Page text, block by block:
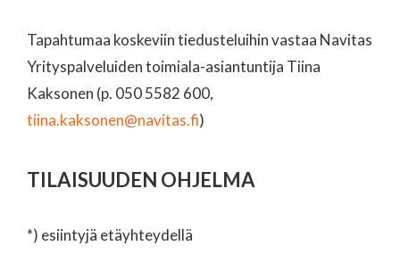
Tapahtumaa koskeviin tiedusteluihin vastaa Navitas
Yrityspalveluiden toimiala-asiantuntija Tiina
Kaksonen (p. 050 5582 600,
tiina.kaksonen@navitas.fi)
TILAISUUDEN OHJELMA
*) esiintyjä etäyhteydellä